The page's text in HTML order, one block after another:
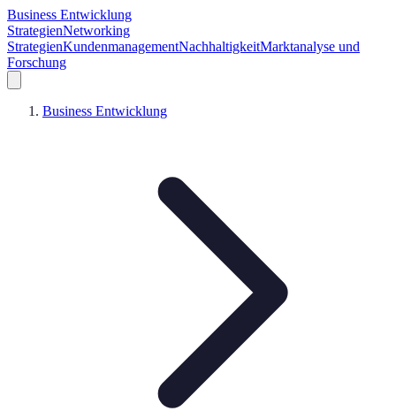
Business Entwicklung
StrategienNetworking
StrategienKundenmanagementNachhaltigkeitMarktanalyse und
Forschung
Business Entwicklung